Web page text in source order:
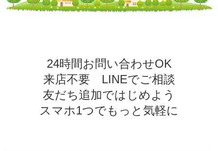
24時間お問い合わせOK
来店不要 LINEでご相談
友だち追加ではじめよう
スマホ1つでもっと気軽に